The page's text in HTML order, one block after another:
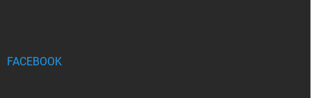
FACEBOOK